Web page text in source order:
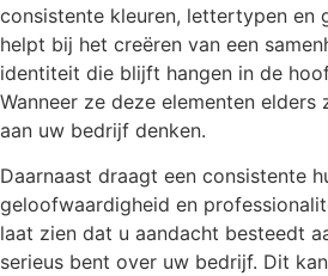
consistente kleuren, lettertypen en
helpt bij het creëren van een
identiteit die blijft hangen in de
Wanneer ze deze elementen elders
aan uw bedrijf denken.
Daarnaast draagt een consistente
geloofwaardigheid en
laat zien dat u aandacht besteedt
serieus bent over uw bedrijf. Dit